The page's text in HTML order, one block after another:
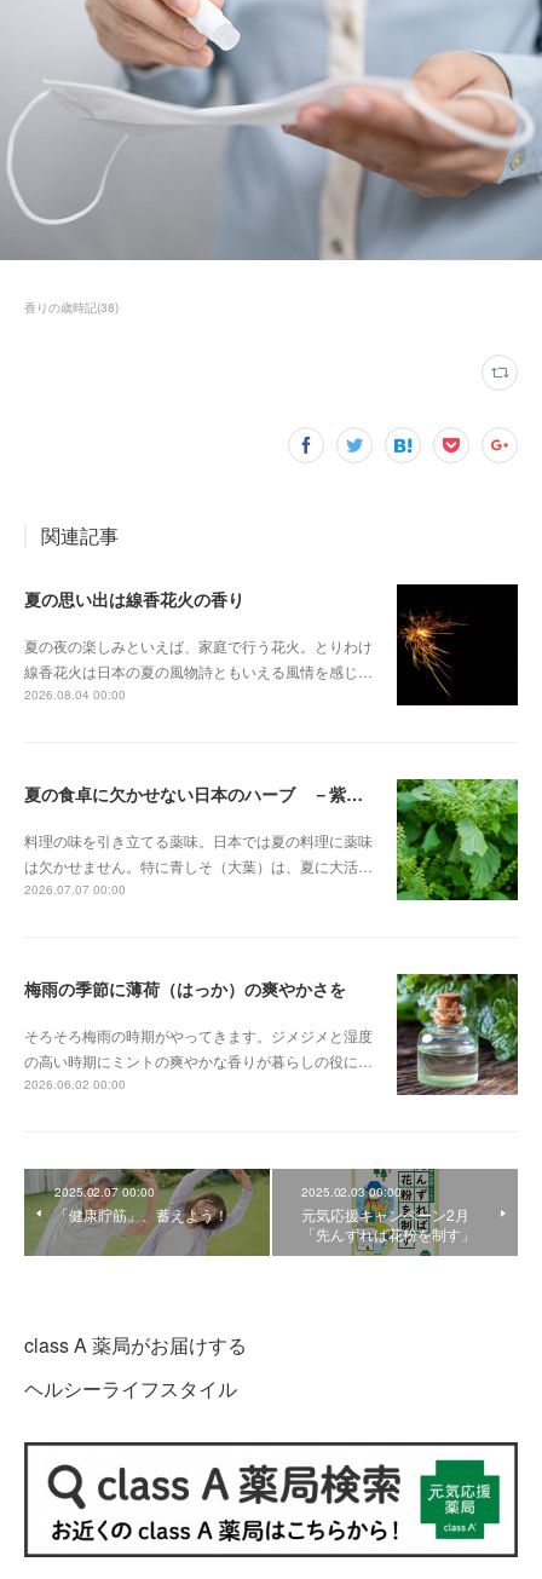
香りの歳時記(38)
関連記事
夏の思い出は線香花火の香り
夏の夜の楽しみといえば、家庭で行う花火。とりわけ
線香花火は日本の夏の風物詩ともいえる風情を感じ…
2026.08.04 00:00
夏の食卓に欠かせない日本のハーブ －紫蘇（しそ）－
料理の味を引き立てる薬味。日本では夏の料理に薬味
は欠かせません。特に青しそ（大葉）は、夏に大活…
2026.07.07 00:00
梅雨の季節に薄荷（はっか）の爽やかさを
そろそろ梅雨の時期がやってきます。ジメジメと湿度
の高い時期にミントの爽やかな香りが暮らしの役に…
2026.06.02 00:00
2025.02.07 00:00
「健康貯筋」、蓄えよう！
2025.02.03 00:00
元気応援キャンペーン2月
「先んずれば花粉を制す」
class A 薬局がお届けする
ヘルシーライフスタイル